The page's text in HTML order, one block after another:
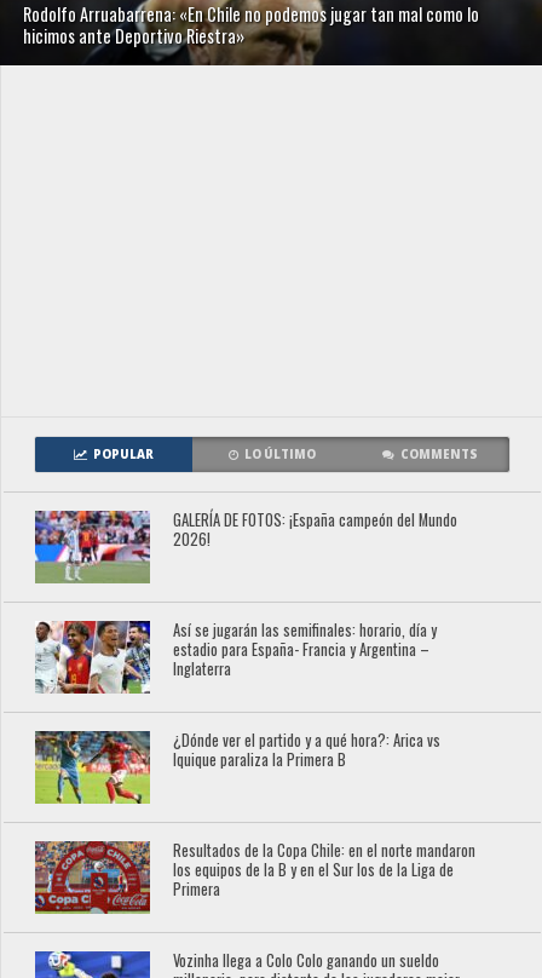
Rodolfo Arruabarrena: «En Chile no podemos jugar tan mal como lo
hicimos ante Deportivo Riestra»
POPULAR LO ÚLTIMO COMMENTS
GALERÍA DE FOTOS: ¡España campeón del Mundo
2026!
Así se jugarán las semifinales: horario, día y
estadio para España- Francia y Argentina –
Inglaterra
¿Dónde ver el partido y a qué hora?: Arica vs
Iquique paraliza la Primera B
Resultados de la Copa Chile: en el norte mandaron
los equipos de la B y en el Sur los de la Liga de
Primera
Vozinha llega a Colo Colo ganando un sueldo